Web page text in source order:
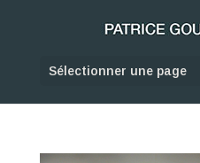
Sélectionner une page